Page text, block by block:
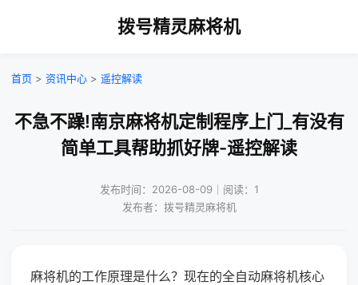
拨号精灵麻将机
首页 > 资讯中心 > 遥控解读
不急不躁!南京麻将机定制程序上门_有没有
简单工具帮助抓好牌-遥控解读
发布时间：2026-08-09｜阅读：1
发布者：拨号精灵麻将机
麻将机的工作原理是什么？现在的全自动麻将机核心